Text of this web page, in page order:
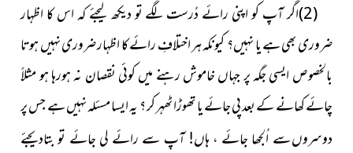
(2)اگر آپ کو اپنی رائے دُرست لگے تو دیکھ لیجئے کہ اس کا اظہار
ضروری بھی ہے یا نہیں؟ کیونکہ ہر اختلافِ رائے کا اظہار ضروری نہیں ہوتا
بالخصوص ایسی جگہ پر جہاں خاموش رہنے میں کوئی نقصان نہ ہورہا ہو مثلاً
چائے کھانے کے بعد پی جائے یا تھوڑا ٹھہر کر ؟ یہ ایسا مسئلہ نہیں ہے جس پر
دوسروںسے اُلجھا جائے ، ہاں! آپ سے رائے لی جائے تو بتادیجئے